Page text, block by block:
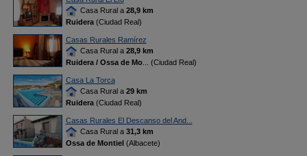
Casa Rural a 28,9 km
Ruidera(Ciudad Real)
Casas Rurales Ramírez
Casa Rural a 28,9 km
Ruidera / Ossa de Mo... (Ciudad Real)
Casa La Torca
Casa Rural a 29 km
Ruidera(Ciudad Real)
Casas Rurales El Descanso del And...
Casa Rural a 31,3 km
Ossa de Montiel(Albacete)